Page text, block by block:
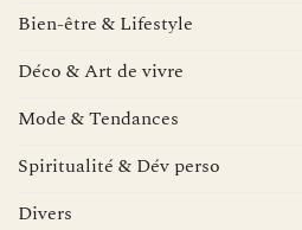
Bien-être & Lifestyle
Déco & Art de vivre
Mode & Tendances
Spiritualité & Dév perso
Divers